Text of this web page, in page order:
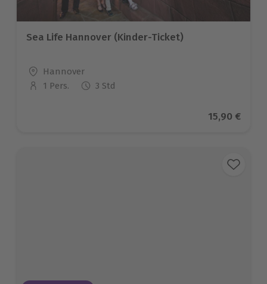
Sea Life Hannover (Kinder-Ticket)
Standort
Hannover
Anzahl der Teilnehmer
1 Pers. 3 Std
Aktueller
15,90 €